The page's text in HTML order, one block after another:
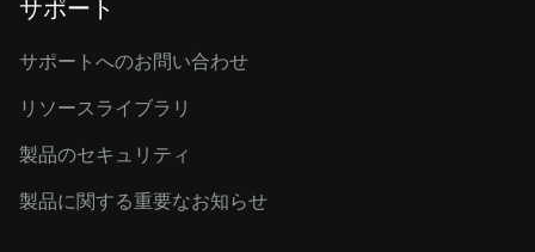
サポート
サポートへのお問い合わせ
リソースライブラリ
製品のセキュリティ
製品に関する重要なお知らせ